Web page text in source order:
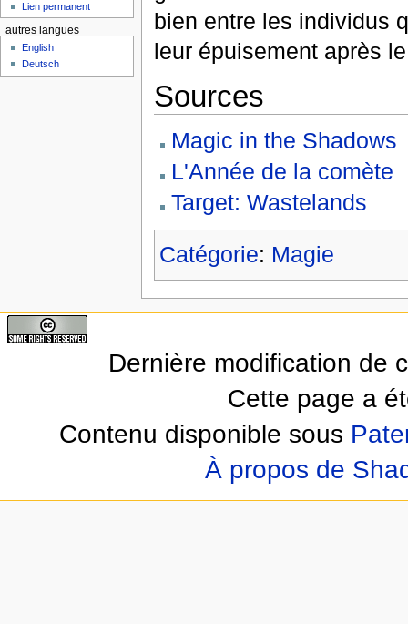
bien entre les individus
leur épuisement après
Sources
Magic in the Shadows
L'Année de la comète
Target: Wastelands
Catégorie: Magie
Lien permanent
autres langues
English
Deutsch
Dernière modification de
Cette page a
Contenu disponible sous
À propos de